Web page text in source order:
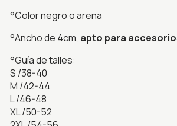
°Color negro o arena
°Ancho de 4cm, apto para
°Guía de talles:
S /38-40
M /42-44
L /46-48
XL /50-52